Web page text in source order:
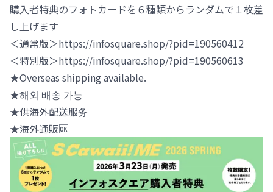
購入者特典のフォトカードを６種類からランダムで１枚差
し上げます
＜通常版＞https://infosquare.shop/?pid=190560412
＜特別版＞https://infosquare.shop/?pid=190560613
★️Overseas shipping available.
★️해외 배송 가능
★️供海外配送服务
★️海外通販🆗